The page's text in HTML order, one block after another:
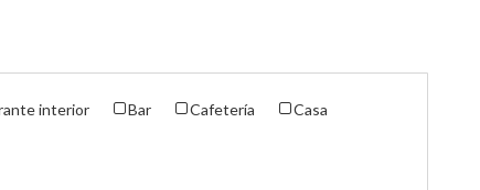
interior Bar Cafetería Casa